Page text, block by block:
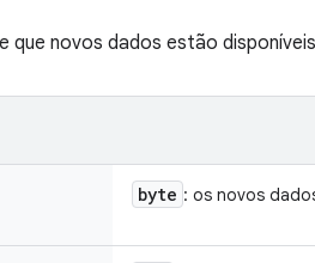
que novos dados estão
byte : os novos